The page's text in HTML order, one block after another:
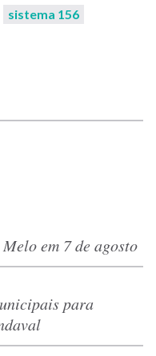
sistema 156
em 7 de agosto
para